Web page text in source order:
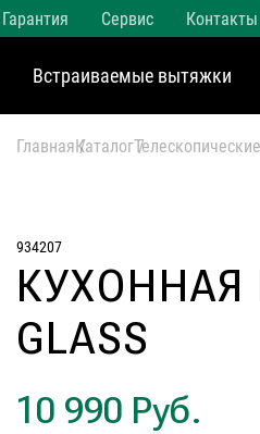
Гарантия Сервис Контакты
Встраиваемые вытяжки
ГлавнаяКаталогТелескопические
934207
GLASS
10 990 Руб.